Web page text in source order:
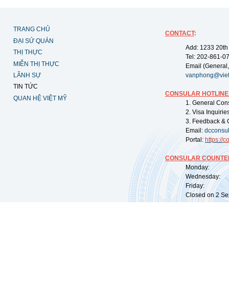
TRANG CHỦ
ĐẠI SỨ QUÁN
THỊ THỰC
MIỄN THỊ THỰC
LÃNH SỰ
TIN TỨC
QUAN HỆ VIỆT MỸ
CONTACT:
Add: 1233
Tel: 202-861-
Email
CONSULAR
1. General
2. Visa
3. Feedback &
Email:
Portal: https://
CONSULAR
Monday:
Wednesday:
Friday:
Closed on 2